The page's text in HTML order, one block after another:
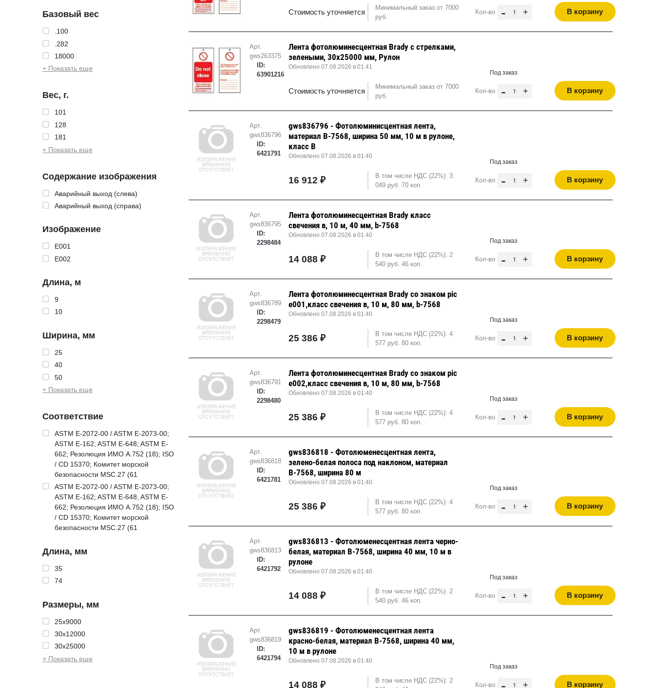
Базовый вес
.100
.282
18000
+ Показать еще
Вес, г.
101
128
181
+ Показать еще
Содержание изображения
Аварийный выход (слева)
Аварийный выход (справа)
Изображение
E001
E002
Длина, м
9
10
Ширина, мм
25
40
50
+ Показать еще
Соответствие
ASTM E-2072-00 / ASTM E-2073-00;
ASTM E-162; ASTM E-648; ASTM E-
662; Резолюция ИМО A.752 (18); ISO
/ CD 15370; Комитет морской
безопасности MSC.27 (61
ASTM E-2072-00 / ASTM E-2073-00;
ASTM E-162; ASTM E-648; ASTM E-
662; Резолюция ИМО A.752 (18); ISO
/ CD 15370; Комитет морской
безопасности MSC.27 (61
Длина, мм
35
74
Размеры, мм
25x9000
30x12000
30x25000
+ Показать еще
Стоимость уточняется
Минимальный заказ от 7000
руб.
Кол-во - + В корзину
Арт.
gws263375
ID:
63901216
Лента фотолюминесцентная Brady с стрелками,
зелеными, 30x25000 мм, Рулон
Обновлено 07.08.2026 в 01:41
Стоимость уточняется
Минимальный заказ от 7000
руб.
Под заказ
Кол-во - + В корзину
Арт.
gws836796
ID:
6421791
gws836796 - Фотолюминисцентная лента,
материал B-7568, ширина 50 мм, 10 м в рулоне,
класс B
Обновлено 07.08.2026 в 01:40
16 912 ₽
В том числе НДС (22%): 3
049 руб. 70 коп.
Под заказ
Кол-во - + В корзину
Арт.
gws836795
ID:
2298484
Лента фотолюминесцентная Brady класс
свечения в, 10 м, 40 мм, b-7568
Обновлено 07.08.2026 в 01:40
14 088 ₽
В том числе НДС (22%): 2
540 руб. 46 коп.
Под заказ
Кол-во - + В корзину
Арт.
gws836789
ID:
2298479
Лента фотолюминесцентная Brady со знаком pic
е001,класс свечения в, 10 м, 80 мм, b-7568
Обновлено 07.08.2026 в 01:40
25 386 ₽
В том числе НДС (22%): 4
577 руб. 80 коп.
Под заказ
Кол-во - + В корзину
Арт.
gws836791
ID:
2298480
Лента фотолюминесцентная Brady со знаком pic
е002,класс свечения в, 10 м, 80 мм, b-7568
Обновлено 07.08.2026 в 01:40
25 386 ₽
В том числе НДС (22%): 4
577 руб. 80 коп.
Под заказ
Кол-во - + В корзину
Арт.
gws836818
ID:
6421781
gws836818 - Фотолюменесцентная лента,
зелено-белая полоса под наклоном, материал
В-7568, ширина 80 м
Обновлено 07.08.2026 в 01:40
25 386 ₽
В том числе НДС (22%): 4
577 руб. 80 коп.
Под заказ
Кол-во - + В корзину
Арт.
gws836813
ID:
6421792
gws836813 - Фотолюменесцентная лента черно-
белая, материал B-7568, ширина 40 мм, 10 м в
рулоне
Обновлено 07.08.2026 в 01:40
14 088 ₽
В том числе НДС (22%): 2
540 руб. 46 коп.
Под заказ
Кол-во - + В корзину
Арт.
gws836819
ID:
6421794
gws836819 - Фотолюменесцентная лента
красно-белая, материал B-7568, ширина 40 мм,
10 м в рулоне
Обновлено 07.08.2026 в 01:40
14 088 ₽
В том числе НДС (22%): 2
Под заказ
Кол-во + В корзину